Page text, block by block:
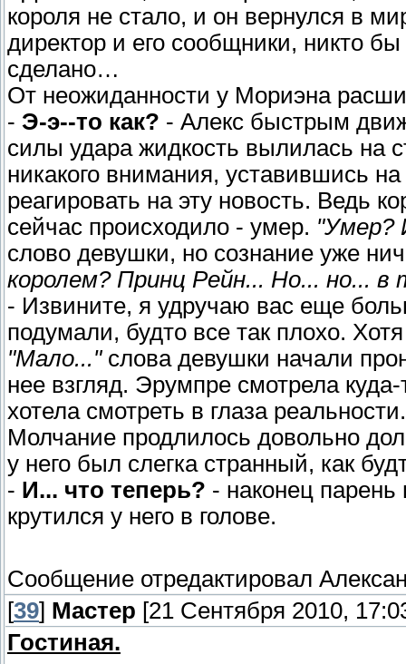
короля не стало, и он вернулся в
директор и его сообщники, никто
сделано…
От неожиданности у Мориэна
- Э-э--то как? - Алекс быстрым
силы удара жидкость вылилась на
никакого внимания, уставившись
реагировать на эту новость. Ведь
сейчас происходило - умер. "Умер?
слово девушки, но сознание уже
королем? Принц Рейн... Но... но... в
- Извините, я удручаю вас еще
подумали, будто все так плохо.
"Мало..."слова девушки начали
нее взгляд. Эрумпре смотрела
хотела смотреть в глаза реальности.
Молчание продлилось довольно
у него был слегка странный, как
- И... что теперь? - наконец парень
крутился у него в голове.
Сообщение отредактировал
[39] Мастер [21 Сентября 2010,
Гостиная.